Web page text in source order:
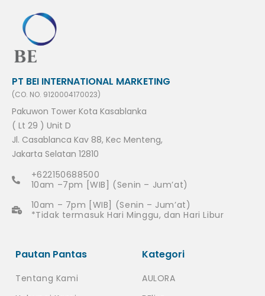
PT BEI INTERNATIONAL MARKETING
(CO. NO. 9120004170023)
Pakuwon Tower Kota Kasablanka
( Lt 29 ) Unit D
Jl. Casablanca Kav 88, Kec Menteng,
Jakarta Selatan 12810
+622150688500
10am –7pm [WIB] (Senin – Jum’at)
10am – 7pm [WIB] (Senin – Jum’at)
*Tidak termasuk Hari Minggu, dan Hari Libur
Pautan Pantas
Tentang Kami
Kategori
AULORA